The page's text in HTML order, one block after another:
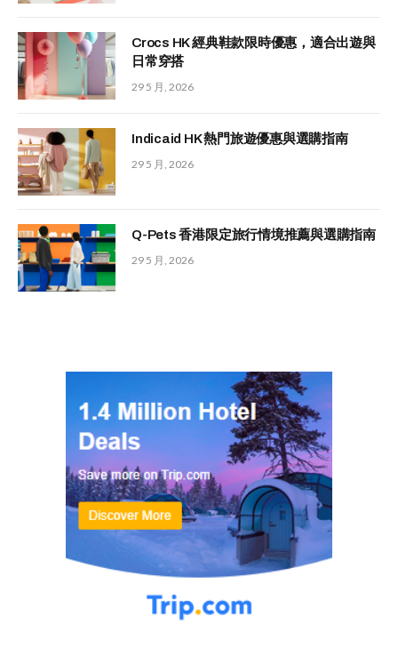
Crocs HK 經典鞋款限時優惠，適合出遊與
日常穿搭
29 5 月, 2026
Indicaid HK 熱門旅遊優惠與選購指南
29 5 月, 2026
Q-Pets 香港限定旅行情境推薦與選購指南
29 5 月, 2026